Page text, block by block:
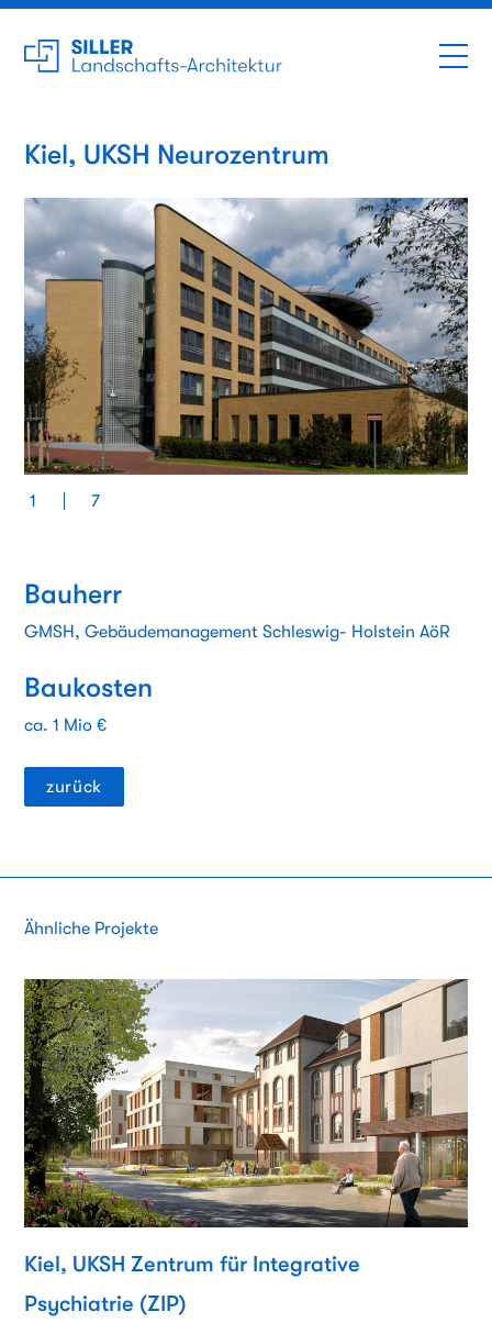
Kiel, UKSH Neurozentrum
1 7
Bauherr
GMSH, Gebäudemanagement Schleswig- Holstein AöR
Baukosten
ca. 1 Mio €
zurück
Ähnliche Projekte
Kiel, UKSH Zentrum für Integrative
Psychiatrie (ZIP)